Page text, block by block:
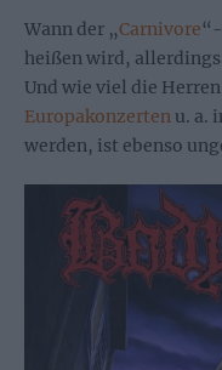
Wann der „Carnivore
heißen wird,
Und wie viel die
Europakonzerten u. a.
werden, ist ebenso